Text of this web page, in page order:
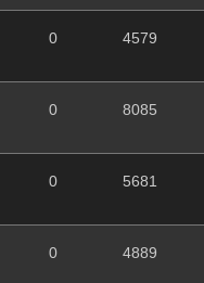
0 4579
0 8085
0 5681
0 4889